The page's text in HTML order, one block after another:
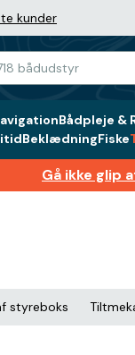
kunder
Bådpleje &
BeklædningFiske
Gå ikke glip
styreboks